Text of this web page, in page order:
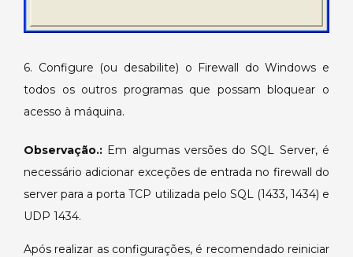
6. Configure (ou desabilite) o Firewall do Windows e
todos os outros programas que possam bloquear o
acesso à máquina.
Observação.: Em algumas versões do SQL Server, é
necessário adicionar exceções de entrada no firewall do
server para a porta TCP utilizada pelo SQL (1433, 1434) e
UDP 1434.
Após realizar as configurações, é recomendado reiniciar